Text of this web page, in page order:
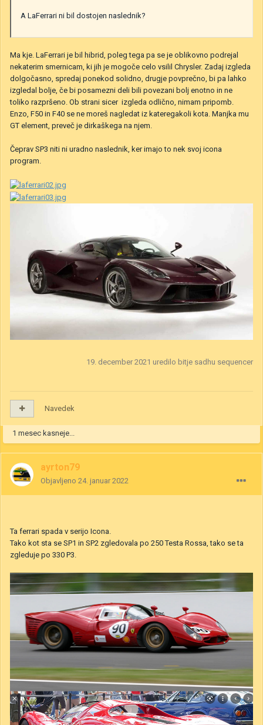
A LaFerrari ni bil dostojen naslednik?
Ma kje. LaFerrari je bil hibrid, poleg tega pa se je oblikovno podrejal
nekaterim smernicam, ki jih je mogoče celo vsilil Chrysler. Zadaj izgleda
dolgočasno, spredaj ponekod solidno, drugje povprečno, bi pa lahko
izgledal bolje, če bi posamezni deli bili povezani bolj enotno in ne
toliko razpršeno. Ob strani sicer izgleda odlično, nimam pripomb.
Enzo, F50 in F40 se ne moreš nagledat iz kateregakoli kota. Manjka mu
GT element, preveč je dirkaškega na njem.
Čeprav SP3 niti ni uradno naslednik, ker imajo to nek svoj icona
program.
19. december 2021 uredilo bitje sadhu sequencer
Navedek
1 mesec kasneje...
ayrton79
Objavljeno 24. januar 2022
Ta ferrari spada v serijo Icona.
Tako kot sta se SP1 in SP2 zgledovala po 250 Testa Rossa, tako se ta
zgleduje po 330 P3.